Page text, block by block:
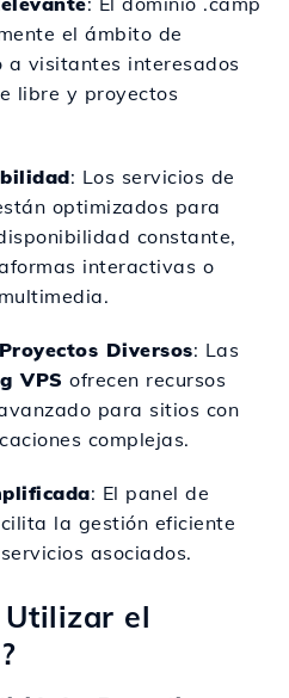
el ámbito de
visitantes interesados
libre y proyectos
: Los servicios de
optimizados para
constante,
interactivas o
Diversos: Las
VPS ofrecen recursos
para sitios con
complejas.
: El panel de
la gestión eficiente
asociados.
Utilizar el